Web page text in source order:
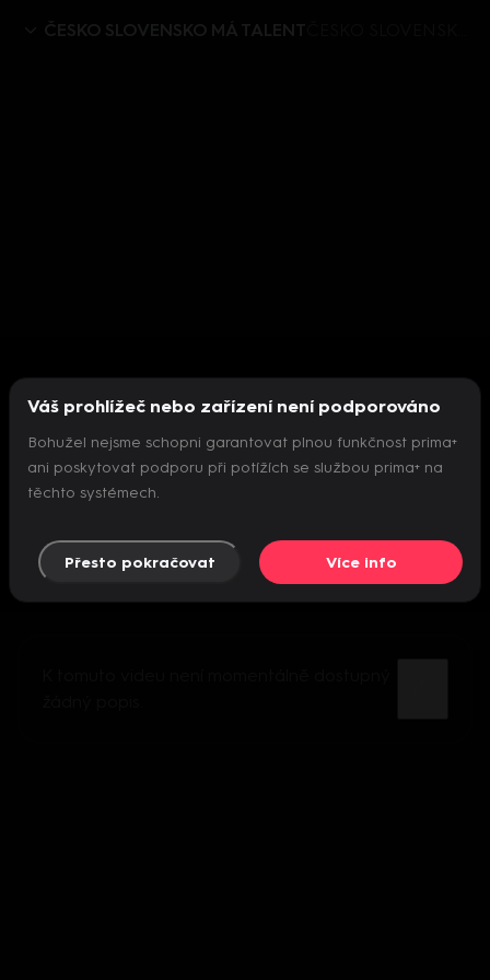
ČESKO SLOVENSKO MÁ TALENT
Nepodařilo se inicializovat přehrávač
Váš prohlížeč nebo zařízení není podporováno
Bohužel nejsme schopni garantovat plnou funkčnost prima+
ani poskytovat podporu při potížích se službou prima+ na
těchto systémech.
Přesto pokračovat Více info